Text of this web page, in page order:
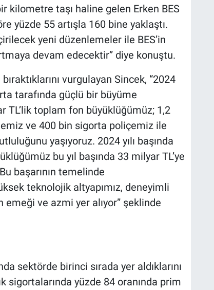
kilometre taşı haline gelen Erken BES
yüzde 55 artışla 160 bine yaklaştı.
yeni düzenlemeler ile BES’in
devam edecektir” diye konuştu.
vurgulayan Sincek, “2024
tarafında güçlü bir büyüme
TL’lik toplam fon büyüklüğümüz; 1,2
ve 400 bin sigorta poliçemiz ile
yaşıyoruz. 2024 yılı başında
bu yıl başında 33 milyar TL’ye
başarının temelinde
teknolojik altyapımız, deneyimli
emeği ve azmi yer alıyor” şeklinde
sektörde birinci sırada yer aldıklarını
sigortalarında yüzde 84 oranında prim